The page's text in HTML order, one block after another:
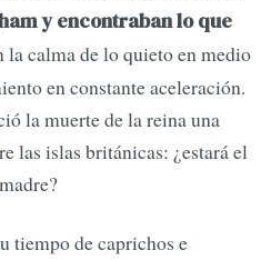
y encontraban lo que
la calma de lo quieto en medio
en constante aceleración.
la muerte de la reina una
las islas británicas: ¿estará el
tiempo de caprichos e